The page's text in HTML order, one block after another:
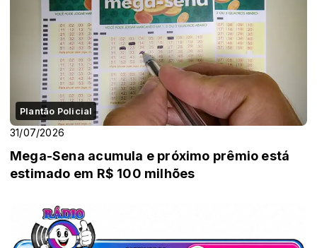
Plantão Policial
31/07/2026
Mega-Sena acumula e próximo prêmio está
estimado em R$ 100 milhões